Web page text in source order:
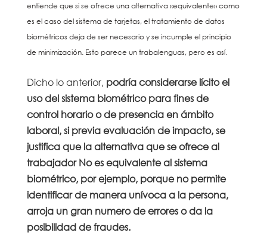
entiende que si se ofrece una alternativa «equivalente» como
es el caso del sistema de tarjetas, el tratamiento de datos
biométricos deja de ser necesario y se incumple el principio
de minimización. Esto parece un trabalenguas, pero es así.
Dicho lo anterior, podría considerarse lícito el
uso del sistema biométrico para fines de
control horario o de presencia en ámbito
laboral, si previa evaluación de impacto, se
justifica que la alternativa que se ofrece al
trabajador No es equivalente al sistema
biométrico, por ejemplo, porque no permite
identificar de manera unívoca a la persona,
arroja un gran numero de errores o da la
posibilidad de fraudes.